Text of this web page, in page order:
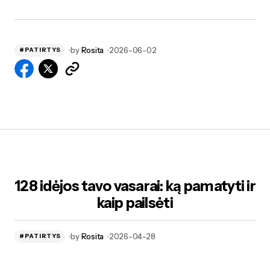
#PATIRTYS by Rosita 2026-06-02
128 idėjos tavo vasarai: ką pamatyti ir
kaip pailsėti
#PATIRTYS by Rosita 2026-04-28